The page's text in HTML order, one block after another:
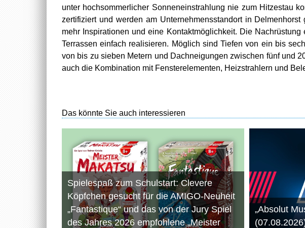
unter hochsommerlicher Sonneneinstrahlung nie zum Hitzestau
zertifiziert und werden am Unternehmensstandort in
mehr Inspirationen und eine Kontaktmöglichkeit. Die
Terrassen einfach realisieren. Möglich sind Tiefen von ein bis
von bis zu sieben Metern und Dachneigungen zwischen fünf und
auch die Kombination mit Fensterelementen, Heizstrahlern und
Das könnte Sie auch interessieren
Spielespaß zum Schulstart: Clevere
Köpfchen gesucht für die AMIGO-Neuheit
„Fantastique“ und das von der Jury Spiel
des Jahres 2026 empfohlene „Meister
„Absolut